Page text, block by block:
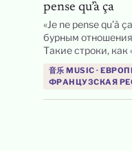
pense qu’à ça
«Je ne pense qu’à
бурным
Такие строки, как
音乐 MUSIC ·
ФРАНЦУЗСКАЯ